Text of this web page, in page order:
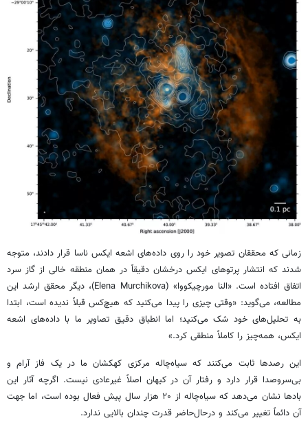
زمانی که محققان تصویر خود را روی داده‌های اشعه ایکس ناسا قرار دادند، متوجه
شدند که انتشار پرتوهای ایکس درخشان دقیقاً در همان منطقه خالی از گاز سرد
اتفاق افتاده است. «النا مورچیکووا» (Elena Murchikova)، دیگر محقق ارشد این
مطالعه، می‌گوید: «وقتی چیزی را پیدا می‌کنید که هیچ‌کس قبلاً ندیده است، ابتدا
به تحلیل‌های خود شک می‌کنید؛ اما انطباق دقیق تصاویر ما با داده‌های اشعه
ایکس، همه‌چیز را کاملاً منطقی کرد.»
این رصدها ثابت می‌کنند که سیاه‌چاله مرکزی کهکشان ما در یک فاز آرام و
بی‌سروصدا قرار دارد و رفتار آن در کیهان اصلاً غیرعادی نیست. اگرچه آثار این
بادها نشان می‌دهد که سیاه‌چاله از ۲۰ هزار سال پیش فعال بوده است، اما جهت
آن دائماً تغییر می‌کند و درحال‌حاضر قدرت چندان بالایی ندارد.